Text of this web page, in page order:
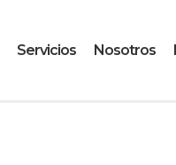
Servicios Nosotros